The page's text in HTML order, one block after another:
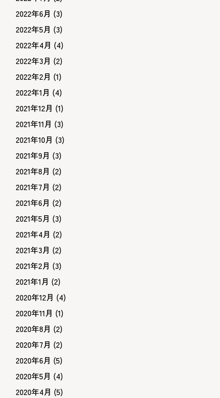
2022年6月 (3)
2022年5月 (3)
2022年4月 (4)
2022年3月 (2)
2022年2月 (1)
2022年1月 (4)
2021年12月 (1)
2021年11月 (3)
2021年10月 (3)
2021年9月 (3)
2021年8月 (2)
2021年7月 (2)
2021年6月 (2)
2021年5月 (3)
2021年4月 (2)
2021年3月 (2)
2021年2月 (3)
2021年1月 (2)
2020年12月 (4)
2020年11月 (1)
2020年8月 (2)
2020年7月 (2)
2020年6月 (5)
2020年5月 (4)
2020年4月 (5)